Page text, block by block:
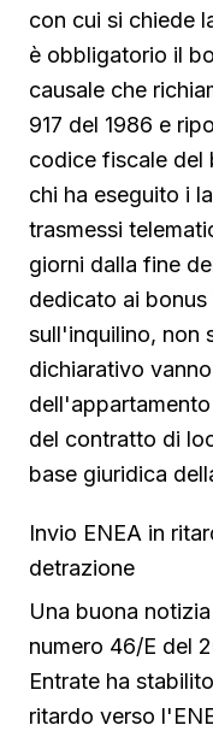
con cui si chiede
è obbligatorio il
causale che
917 del 1986 e
codice fiscale del
chi ha eseguito i
trasmessi
giorni dalla fine
dedicato ai
sull'inquilino, non
dichiarativo
del contratto di
base giuridica
Invio ENEA in
detrazione
Una buona
numero 46/E del
Entrate ha
ritardo verso